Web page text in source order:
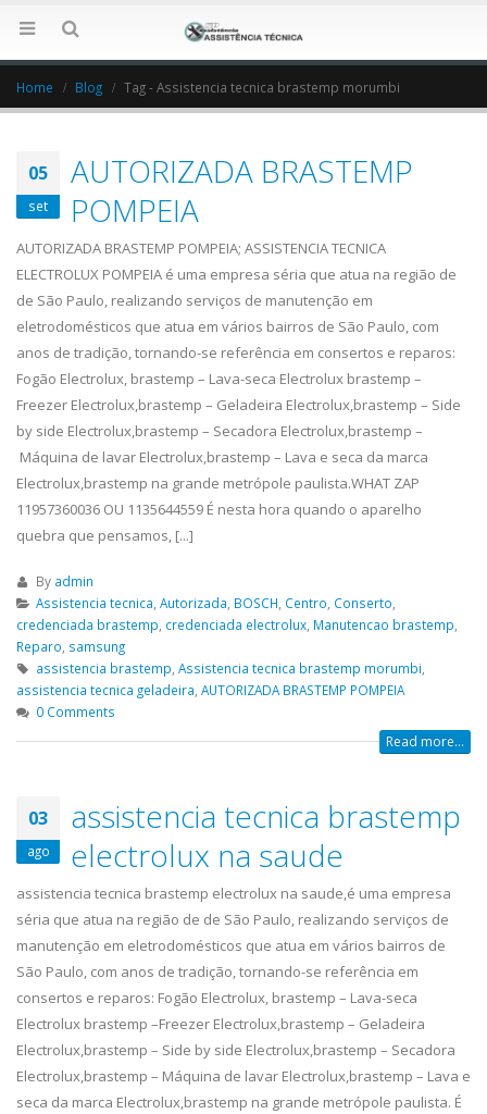
Home Blog Tag -Assistencia tecnica brastemp morumbi
05
set
AUTORIZADA BRASTEMP
POMPEIA
AUTORIZADA BRASTEMP POMPEIA; ASSISTENCIA TECNICA
ELECTROLUX POMPEIA é uma empresa séria que atua na região de
de São Paulo, realizando serviços de manutenção em
eletrodomésticos que atua em vários bairros de São Paulo, com
anos de tradição, tornando-se referência em consertos e reparos:
Fogão Electrolux, brastemp – Lava-seca Electrolux brastemp –
Freezer Electrolux,brastemp – Geladeira Electrolux,brastemp – Side
by side Electrolux,brastemp – Secadora Electrolux,brastemp –
Máquina de lavar Electrolux,brastemp – Lava e seca da marca
Electrolux,brastemp na grande metrópole paulista.WHAT ZAP
11957360036 OU 1135644559 É nesta hora quando o aparelho
quebra que pensamos, [...]
By admin
Assistencia tecnica, Autorizada, BOSCH, Centro, Conserto,
credenciada brastemp, credenciada electrolux, Manutencao brastemp,
Reparo, samsung
assistencia brastemp, Assistencia tecnica brastemp morumbi,
assistencia tecnica geladeira, AUTORIZADA BRASTEMP POMPEIA
0 Comments
Read more...
03
ago
assistencia tecnica brastemp
electrolux na saude
assistencia tecnica brastemp electrolux na saude,é uma empresa
séria que atua na região de de São Paulo, realizando serviços de
manutenção em eletrodomésticos que atua em vários bairros de
São Paulo, com anos de tradição, tornando-se referência em
consertos e reparos: Fogão Electrolux, brastemp – Lava-seca
Electrolux brastemp –Freezer Electrolux,brastemp – Geladeira
Electrolux,brastemp – Side by side Electrolux,brastemp – Secadora
Electrolux,brastemp – Máquina de lavar Electrolux,brastemp – Lava e
seca da marca Electrolux,brastemp na grande metrópole paulista. É
23
abr
ASSISTENCIA
TECNICA EM
GELADEIRA
CONTINENTAL
ASSISTENCIA TECNICA EM GELADEIRA
CONTINENTAL é uma empresa séria
que atua na região de de São Paulo,
realizando serviços...read more
23
abr
ASSISTENCIA
TECNICA
GELADEIRA BOSCH
23
abr
assistencia
brastemp
bela vista,Conserto de
Mariana, Conserto de
Santa Amaro, Conserto de
Tatuapé, Conserto...
19
abr
ELETROLUX
ASSISTENCIA
TECNICA
INTERLAGOS